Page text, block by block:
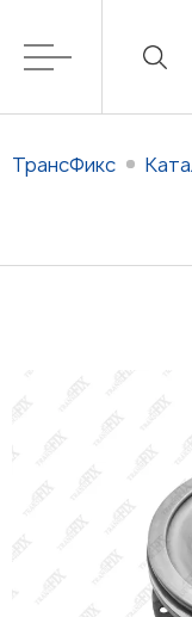
ТрансФикс